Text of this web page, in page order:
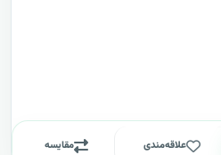
علاقه‌مندی مقایسه